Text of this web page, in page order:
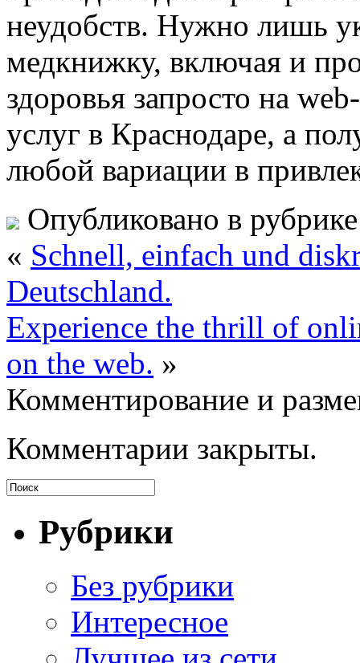
неудобств. Нужно лишь
медкнижку, включая и
здоровья запросто на
услуг в Краснодаре, а
любой вариации в
Опубликовано в
« Schnell, einfach und
Deutschland.
Experience the thrill of
on the web. »
Комментирование и
Комментарии закрыты.
Рубрики
Без рубрики
Интересное